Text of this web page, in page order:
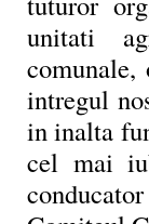
unitati
intregul
in inalta
cel mai